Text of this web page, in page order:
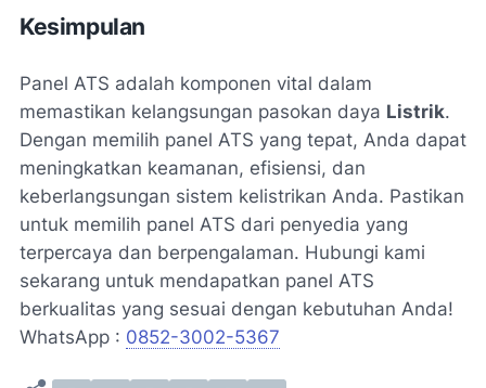
Kesimpulan
Panel ATS adalah komponen vital dalam
memastikan kelangsungan pasokan daya Listrik.
Dengan memilih panel ATS yang tepat, Anda dapat
meningkatkan keamanan, efisiensi, dan
keberlangsungan sistem kelistrikan Anda. Pastikan
untuk memilih panel ATS dari penyedia yang
terpercaya dan berpengalaman. Hubungi kami
sekarang untuk mendapatkan panel ATS
berkualitas yang sesuai dengan kebutuhan Anda!
WhatsApp : 0852-3002-5367